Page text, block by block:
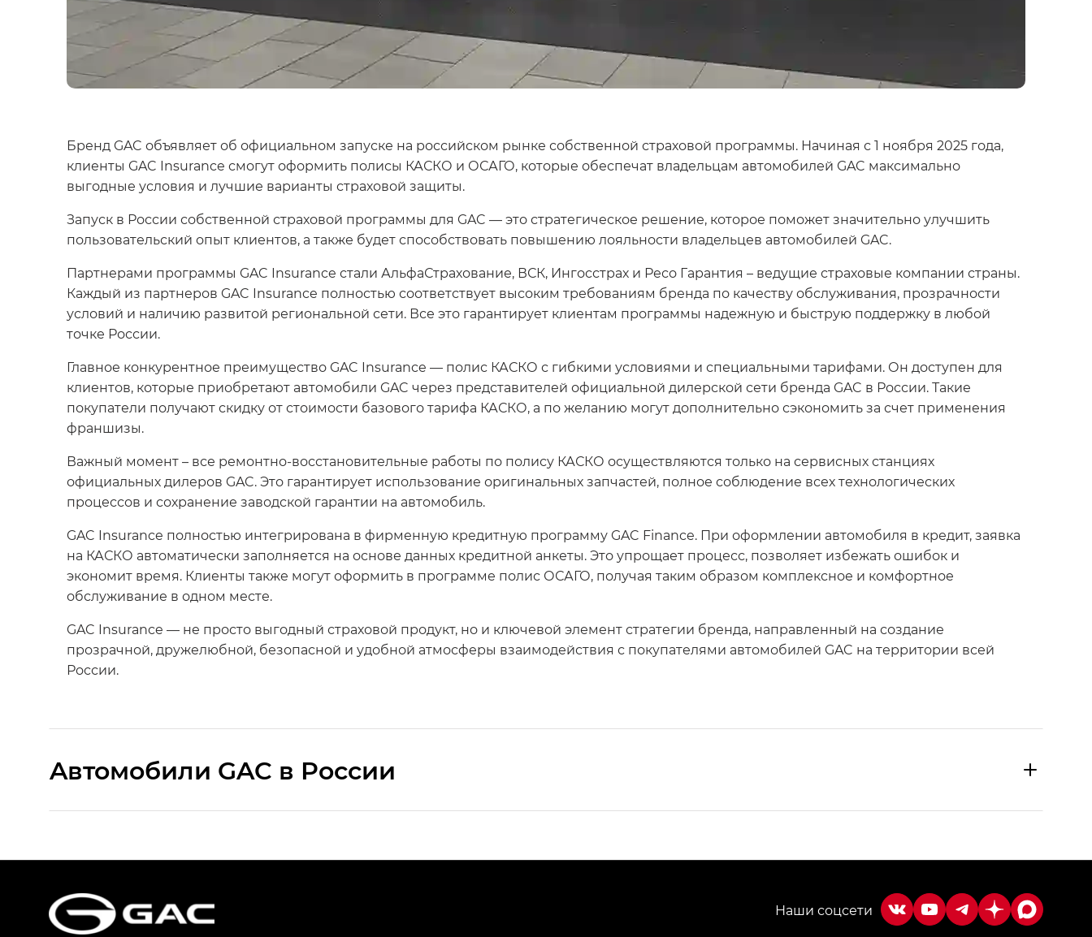
Бренд GAC объявляет об официальном запуске на российском рынке собственной страховой программы. Начиная с 1 ноября 2025 года,
клиенты GAC Insurance смогут оформить полисы КАСКО и ОСАГО, которые обеспечат владельцам автомобилей GAC максимально
выгодные условия и лучшие варианты страховой защиты.
Запуск в России собственной страховой программы для GAC — это стратегическое решение, которое поможет значительно улучшить
пользовательский опыт клиентов, а также будет способствовать повышению лояльности владельцев автомобилей GAC.
Партнерами программы GAC Insurance стали АльфаСтрахование, ВСК, Ингосстрах и Ресо Гарантия – ведущие страховые компании страны.
Каждый из партнеров GAC Insurance полностью соответствует высоким требованиям бренда по качеству обслуживания, прозрачности
условий и наличию развитой региональной сети. Все это гарантирует клиентам программы надежную и быструю поддержку в любой
точке России.
Главное конкурентное преимущество GAC Insurance — полис КАСКО с гибкими условиями и специальными тарифами. Он доступен для
клиентов, которые приобретают автомобили GAC через представителей официальной дилерской сети бренда GAC в России. Такие
покупатели получают скидку от стоимости базового тарифа КАСКО, а по желанию могут дополнительно сэкономить за счет применения
франшизы.
Важный момент – все ремонтно-восстановительные работы по полису КАСКО осуществляются только на сервисных станциях
официальных дилеров GAC. Это гарантирует использование оригинальных запчастей, полное соблюдение всех технологических
процессов и сохранение заводской гарантии на автомобиль.
GAC Insurance полностью интегрирована в фирменную кредитную программу GAC Finance. При оформлении автомобиля в кредит, заявка
на КАСКО автоматически заполняется на основе данных кредитной анкеты. Это упрощает процесс, позволяет избежать ошибок и
экономит время. Клиенты также могут оформить в программе полис ОСАГО, получая таким образом комплексное и комфортное
обслуживание в одном месте.
GAC Insurance — не просто выгодный страховой продукт, но и ключевой элемент стратегии бренда, направленный на создание
прозрачной, дружелюбной, безопасной и удобной атмосферы взаимодействия с покупателями автомобилей GAC на территории всей
России.
Aвтомобили GAC в России
HYPTEC HT — Хайптек Эйч Ти (HYPTEC HT) в комплектации Экс ПРЕМИУМ — EX PREMIUM